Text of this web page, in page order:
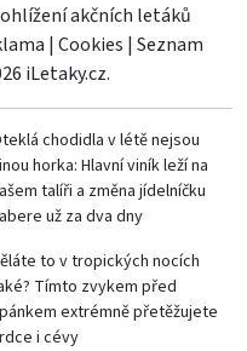
akčních letáků
| Cookies | Seznam
iLetaky.cz.
chodidla v létě nejsou
horka: Hlavní viník leží na
talíři a změna jídelníčku
už za dva dny
to v tropických nocích
Tímto zvykem před
extrémně přetěžujete
i cévy